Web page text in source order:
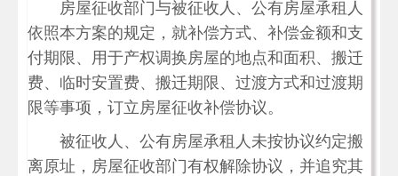
房屋征收部门与被征收人、公有房屋承租人
依照本方案的规定，就补偿方式、补偿金额和支
付期限、用于产权调换房屋的地点和面积、搬迁
费、临时安置费、搬迁期限、过渡方式和过渡期
限等事项，订立房屋征收补偿协议。
被征收人、公有房屋承租人未按协议约定搬
离原址，房屋征收部门有权解除协议，并追究其